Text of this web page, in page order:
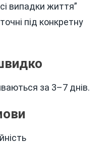
випадки життя”
під конкретну
за 3–7 днів.